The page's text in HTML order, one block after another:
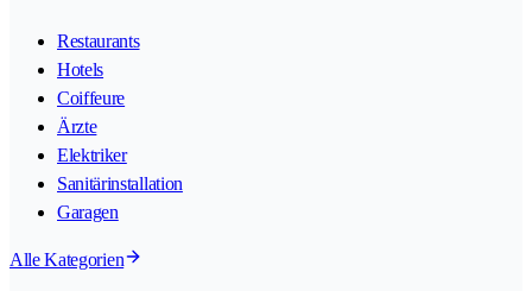
Restaurants
Hotels
Coiffeure
Ärzte
Elektriker
Sanitärinstallation
Garagen
Alle Kategorien